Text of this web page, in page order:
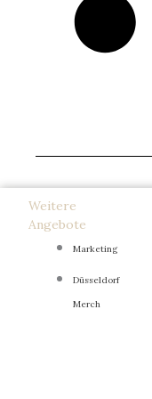
Weitere
Angebote
Marketing
Düsseldorf
Merch